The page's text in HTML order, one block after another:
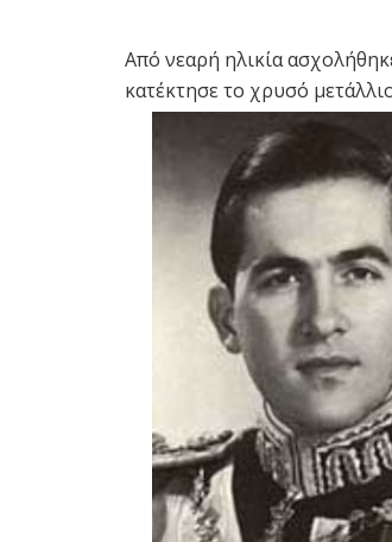
Από νεαρή ηλικία
κατέκτησε το χρυσό